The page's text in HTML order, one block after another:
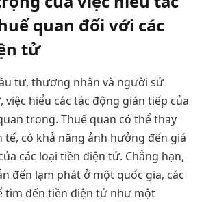
quan đối với các
tử
tư, thương nhân và người sử
hiểu các tác động gián tiếp của
trọng. Thuế quan có thể thay
tế, có khả năng ảnh hưởng đến giá
các loại tiền điện tử. Chẳng hạn,
đến lạm phát ở một quốc gia, các
tìm đến tiền điện tử như một